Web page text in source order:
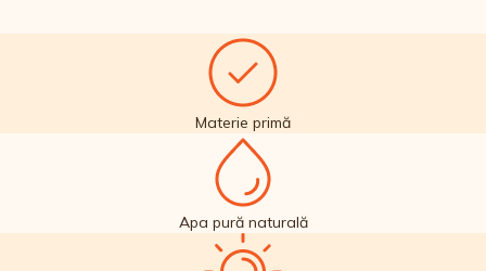
Materie primă
Apa pură naturală